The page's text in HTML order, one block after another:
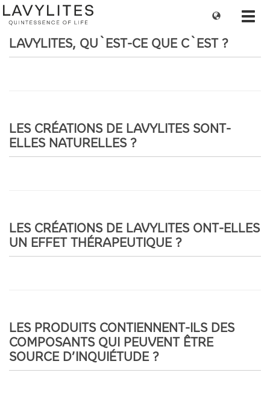
Change
LAVYLITES, QU`EST-CE QUE C`EST ?
LES CRÉATIONS DE LAVYLITES SONT-
ELLES NATURELLES ?
LES CRÉATIONS DE LAVYLITES ONT-ELLES
UN EFFET THÉRAPEUTIQUE ?
LES PRODUITS CONTIENNENT-ILS DES
COMPOSANTS QUI PEUVENT ÊTRE
SOURCE D’INQUIÉTUDE ?